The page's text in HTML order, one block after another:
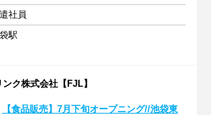
社員
駅
ク株式会社【FJL】
【食品販売】7月下旬オープニング//池袋東